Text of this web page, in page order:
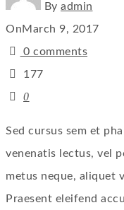
By admin
OnMarch 9, 2017
0 comments
177
0
Sed cursus sem et
venenatis lectus, vel
metus neque, aliquet
Praesent eleifend